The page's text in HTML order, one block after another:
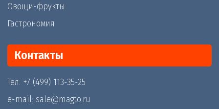
Овощи-фрукты
Гастрономия
Контакты
Тел: +7 (499) 113-35-25
e-mail: sale@magto.ru